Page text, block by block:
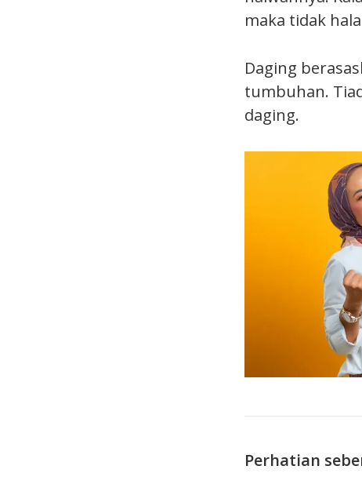
maka tidak
Daging
tumbuhan.
daging.
Perhatian